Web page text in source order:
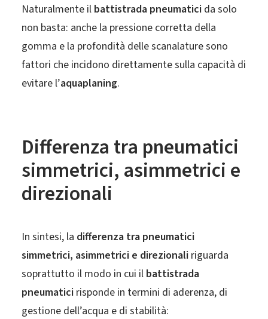
Naturalmente il battistrada pneumatici da solo
non basta: anche la pressione corretta della
gomma e la profondità delle scanalature sono
fattori che incidono direttamente sulla capacità di
evitare l’aquaplaning.
Differenza tra pneumatici
simmetrici, asimmetrici e
direzionali
In sintesi, la differenza tra pneumatici
simmetrici, asimmetrici e direzionali riguarda
soprattutto il modo in cui il battistrada
pneumatici risponde in termini di aderenza, di
gestione dell’acqua e di stabilità: